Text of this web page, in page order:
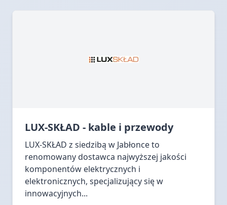
LUX-SKŁAD - kable i przewody
LUX-SKŁAD z siedzibą w Jabłonce to
renomowany dostawca najwyższej jakości
komponentów elektrycznych i
elektronicznych, specjalizujący się w
innowacyjnych...